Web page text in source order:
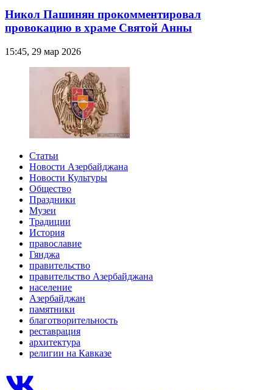
Никол Пашинян прокомментировал
провокацию в храме Святой Анны
15:45, 29 мар 2026
Статьи
Новости Азербайджана
Новости Культуры
Общество
Праздники
Музеи
Традиции
История
православие
Гянджа
правительство
правительство Азербайджана
население
Азербайджан
памятники
благотворительность
реставрация
архитектура
религии на Кавказе